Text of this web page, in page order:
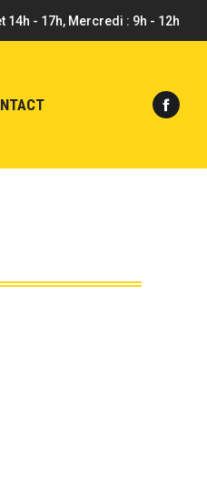
14h - 17h, Mercredi : 9h - 12h
opens